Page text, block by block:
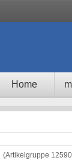
Home
(Artikelgruppe